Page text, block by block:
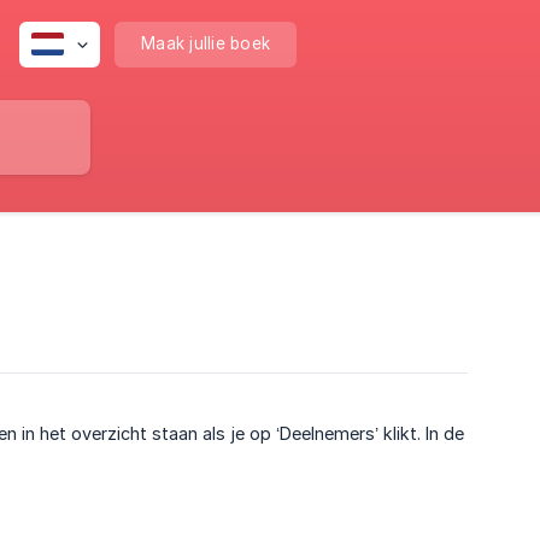
Maak jullie boek
in het overzicht staan als je op ‘Deelnemers’ klikt. In de